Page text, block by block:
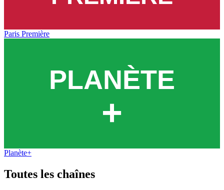
Paris Première
Planète+
Toutes les chaînes